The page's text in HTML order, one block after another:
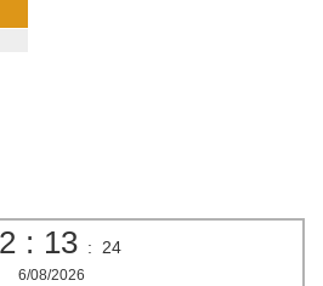
: 13 : 24
6/08/2026